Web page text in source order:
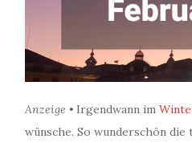
Anzeige • Irgendwann im
wünsche. So wunderschön